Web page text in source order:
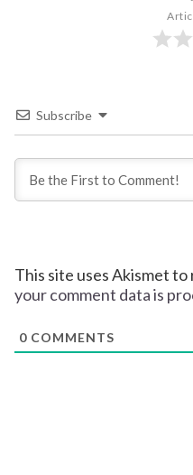
Subscribe
This site uses Akismet to
your comment data is
0 COMMENTS